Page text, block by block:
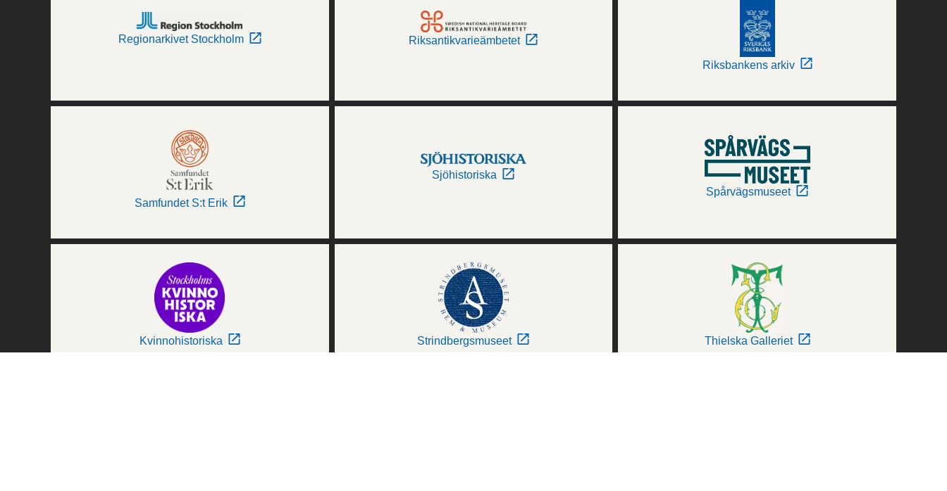
Regionarkivet Stockholm Riksantikvarieämbetet
Riksbankens arkiv
Samfundet S:t Erik
Sjöhistoriska
Spårvägsmuseet
Kvinnohistoriska Strindbergsmuseet Thielska Galleriet